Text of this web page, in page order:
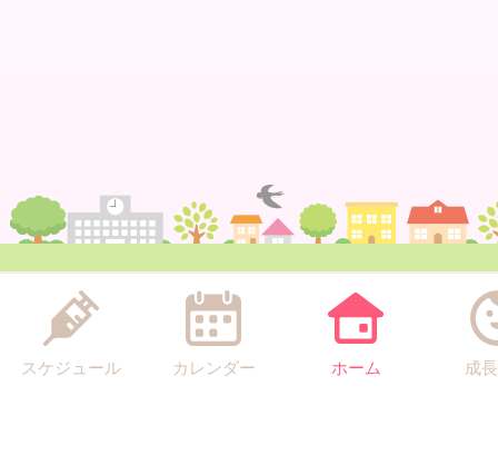
スケジュール カレンダー ホーム 成